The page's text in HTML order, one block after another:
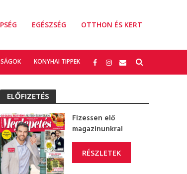
EGÉSZSÉG OTTHON ÉS KERT
KONYHAI TIPPEK
ELŐFIZETÉS
Fizessen elő
magazinunkra!
RÉSZLETEK